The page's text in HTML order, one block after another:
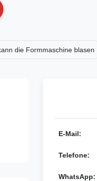
die Formmaschine blasen
E-Mail:
Telefone:
WhatsApp: